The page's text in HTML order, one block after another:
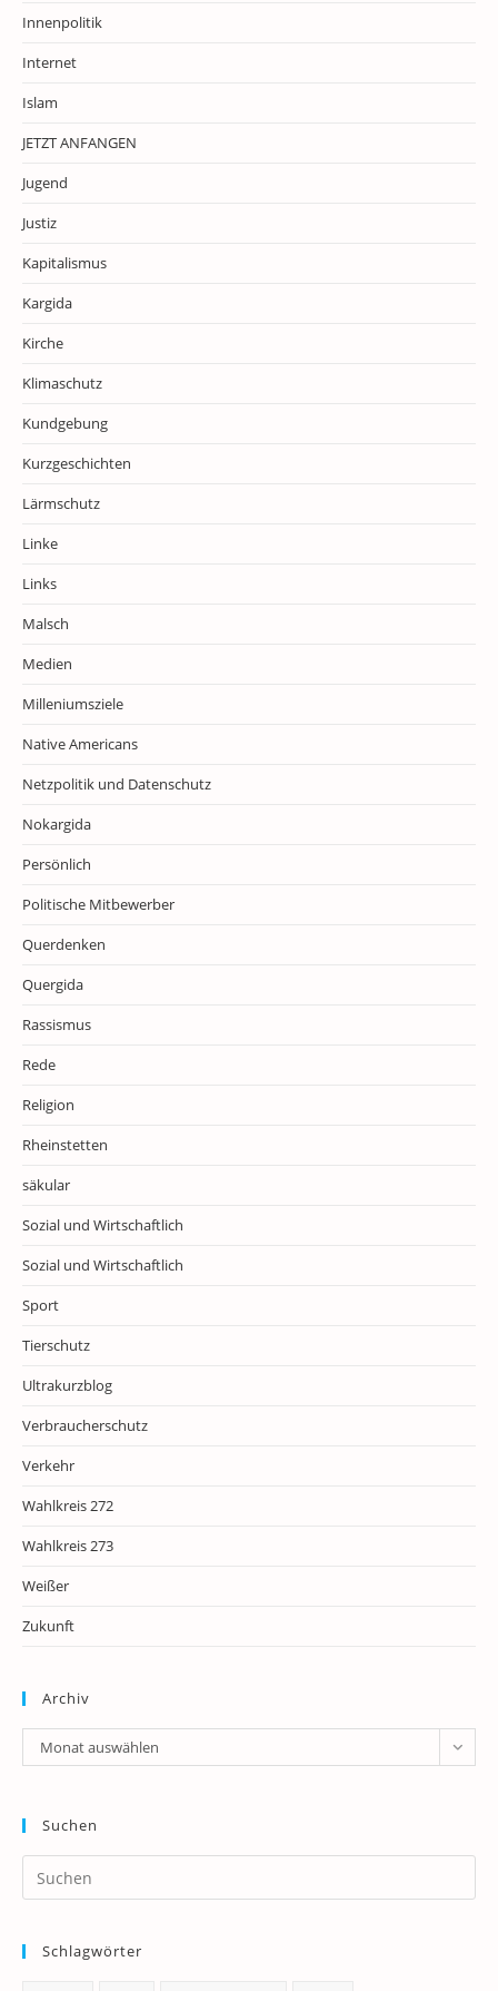
Innenpolitik
Internet
Islam
JETZT ANFANGEN
Jugend
Justiz
Kapitalismus
Kargida
Kirche
Klimaschutz
Kundgebung
Kurzgeschichten
Lärmschutz
Linke
Links
Malsch
Medien
Milleniumsziele
Native Americans
Netzpolitik und Datenschutz
Nokargida
Persönlich
Politische Mitbewerber
Querdenken
Quergida
Rassismus
Rede
Religion
Rheinstetten
säkular
Sozial und Wirtschaftlich
Sozial und Wirtschaftlich
Sport
Tierschutz
Ultrakurzblog
Verbraucherschutz
Verkehr
Wahlkreis 272
Wahlkreis 273
Weißer
Zukunft
Archiv
Archiv
Monat auswählen
Suchen
Schlagwörter